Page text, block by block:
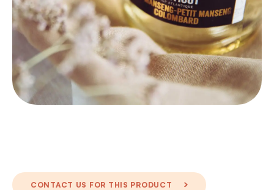
CONTACT US FOR THIS PRODUCT